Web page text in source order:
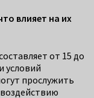
влияет на их
от 15 до
условий
прослужить